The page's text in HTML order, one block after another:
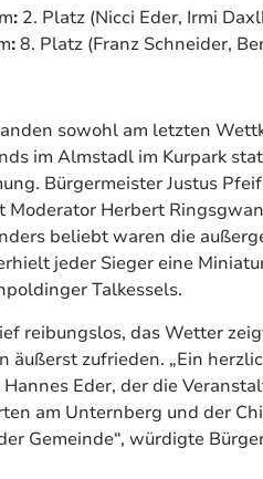
: 2. Platz (Nicci Eder, Irmi
:8. Platz (Franz Schneider,
sowohl am letzten
im Almstadl im Kurpark
Bürgermeister Justus
Moderator Herbert
beliebt waren die
jeder Sieger eine
Talkessels.
reibungslos, das Wetter
äußerst zufrieden. „Ein
Eder, der die
am Unternberg und der
Gemeinde“, würdigte